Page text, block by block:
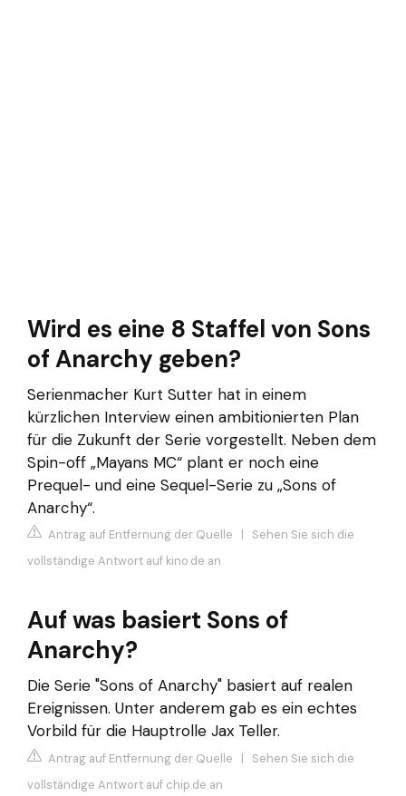
Wird es eine 8 Staffel von Sons
of Anarchy geben?
Serienmacher Kurt Sutter hat in einem
kürzlichen Interview einen ambitionierten Plan
für die Zukunft der Serie vorgestellt. Neben dem
Spin-off „Mayans MC“ plant er noch eine
Prequel- und eine Sequel-Serie zu „Sons of
Anarchy“.
Antrag auf Entfernung der Quelle | Sehen Sie sich die
vollständige Antwort auf kino.de an
Auf was basiert Sons of
Anarchy?
Die Serie "Sons of Anarchy" basiert auf realen
Ereignissen. Unter anderem gab es ein echtes
Vorbild für die Hauptrolle Jax Teller.
Antrag auf Entfernung der Quelle | Sehen Sie sich die
vollständige Antwort auf chip.de an